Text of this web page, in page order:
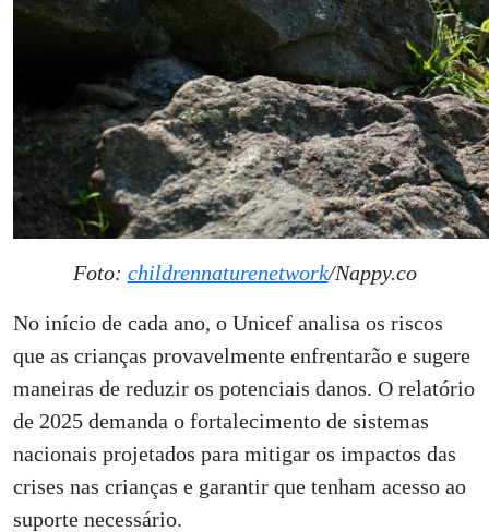
Foto: childrennaturenetwork/Nappy.co
No início de cada ano, o Unicef analisa os riscos
que as crianças provavelmente enfrentarão e sugere
maneiras de reduzir os potenciais danos. O relatório
de 2025 demanda o fortalecimento de sistemas
nacionais projetados para mitigar os impactos das
crises nas crianças e garantir que tenham acesso ao
suporte necessário.